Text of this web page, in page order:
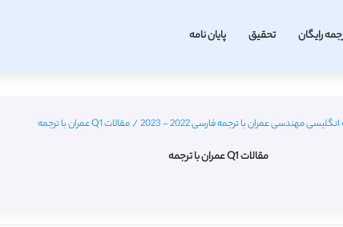
رایگان تحقیق پایان نامه
مهندسی عمران با ترجمه فارسی 2022 - 2023 /مقالات Q1 عمران با ترجمه
مقالات Q1 عمران با ترجمه